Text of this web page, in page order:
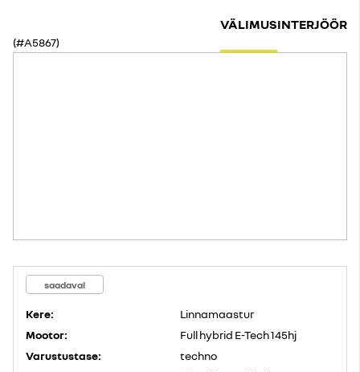
(#A5867)
VÄLIMUSINTERJÖÖR
saadaval
Kere:
Linnamaastur
Mootor:
Full hybrid E-Tech 145hj
Varustustase:
techno